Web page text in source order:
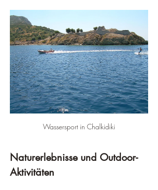
Wassersport in Chalkidiki
Naturerlebnisse und Outdoor-
Aktivitäten